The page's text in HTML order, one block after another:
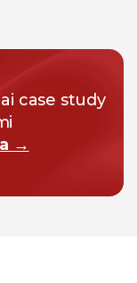
case study
→